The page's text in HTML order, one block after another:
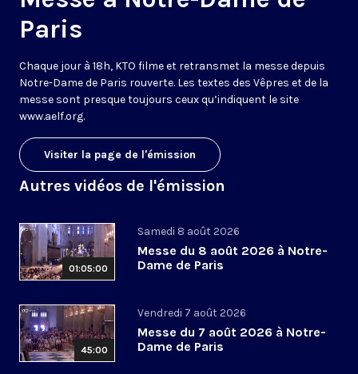
Paris
Chaque jour à 18h, KTO filme et retransmet la messe depuis
Notre-Dame de Paris rouverte. Les textes des Vêpres et de la
messe sont presque toujours ceux qu’indiquent le site
www.aelf.org.
Visiter la page de l'émission
Autres vidéos de l'émission
01:05:00
Samedi 8 août 2026
Messe du 8 août 2026 à Notre-
Dame de Paris
45:00
Vendredi 7 août 2026
Messe du 7 août 2026 à Notre-
Dame de Paris